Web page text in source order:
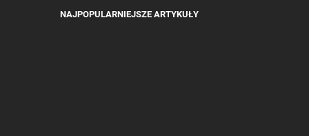
NAJPOPULARNIEJSZE ARTYKUŁY